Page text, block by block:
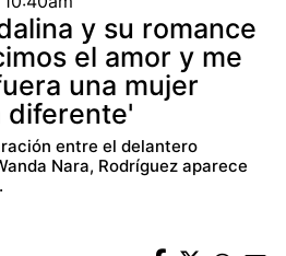
y su romance
el amor y me
una mujer
diferente'
entre el delantero
Nara, Rodríguez aparece